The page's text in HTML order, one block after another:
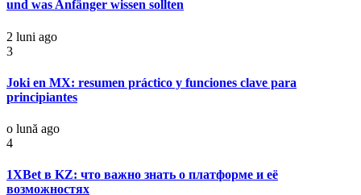
und was Anfänger wissen sollten
2 luni ago
3
Joki en MX: resumen práctico y funciones clave para
principiantes
o lună ago
4
1XBet в KZ: что важно знать о платформе и её
возможностях